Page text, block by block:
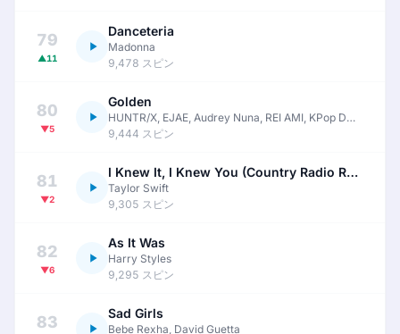
79
▲11
Danceteria
Madonna
9,478 スピン
80
▼5
Golden
HUNTR/X, EJAE, Audrey Nuna, REI AMI, KPop Demon Hunters Cast
9,444 スピン
81
▼2
I Knew It, I Knew You (Country Radio Remix)
Taylor Swift
9,305 スピン
82
▼6
As It Was
Harry Styles
9,295 スピン
83 Sad Girls
Bebe Rexha, David Guetta